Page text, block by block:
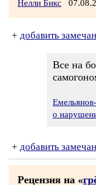
Нелли Бикс
+ добавить
Все на
о
+ добавить
Рецензия на «